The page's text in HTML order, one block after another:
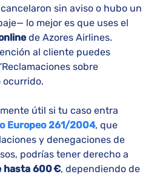
sin aviso o hubo un
lo mejor es que uses el
de Azores Airlines.
al cliente puedes
sobre
ocurrido.
útil si tu caso entra
Europeo 261/2004, que
y denegaciones de
podrías tener derecho a
hasta 600 €, dependiendo de